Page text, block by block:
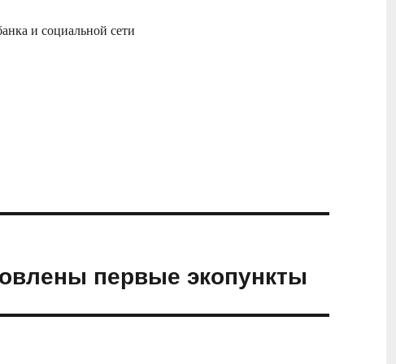
и социальной сети
первые экопункты